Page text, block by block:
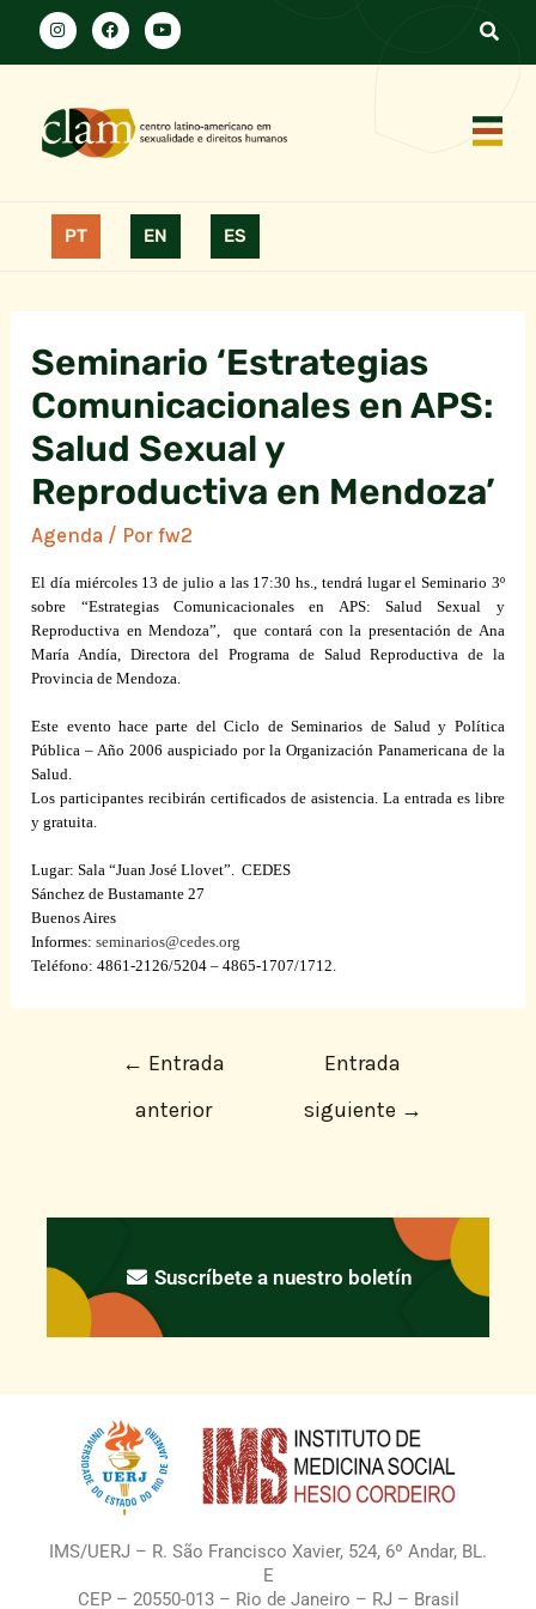
PT EN ES
Seminario ‘Estrategias
Comunicacionales en APS:
Salud Sexual y
Reproductiva en Mendoza’
Agenda / Porfw2
El día miércoles 13 de julio a las 17:30 hs., tendrá lugar el Seminario 3º
sobre “Estrategias Comunicacionales en APS: Salud Sexual y
Reproductiva en Mendoza”,
que contará con la presentación de Ana
María Andía, Directora del Programa de Salud Reproductiva de la
Provincia de Mendoza.
Este evento hace parte del Ciclo de Seminarios de Salud y Política
Pública – Año 2006 auspiciado por la Organización Panamericanade la
Salud.
Los participantes recibirán certificados de asistencia. La entrada es libre
y gratuita.
Lugar:Sala “Juan José Llovet”. CEDES
Sánchez de Bustamante 27
Buenos Aires
Informes:seminarios@cedes.org
Teléfono: 4861-2126/5204 – 4865-1707/1712.
← Entrada
anterior
Entrada
siguiente →
Suscríbete a nuestro boletín
IMS/UERJ – R. São Francisco Xavier, 524, 6º Andar, BL.
E
CEP – 20550-013 – Rio de Janeiro – RJ – Brasil